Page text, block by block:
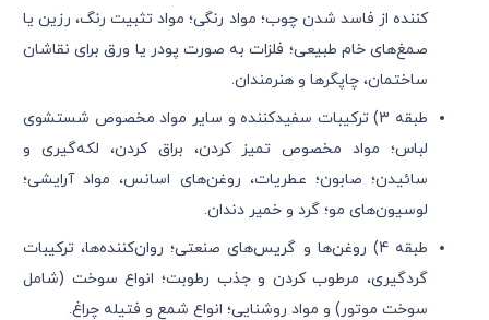
کننده از فاسد شدن چوب؛ مواد رنگی؛ مواد تثبیت رنگ، رزین یا
صمغ‌های خام طبیعی؛ فلزات به صورت پودر یا ورق برای نقاشان
ساختمان، چاپگرها و هنرمندان.
طبقه 3) ترکیبات سفیدکننده و سایر مواد مخصوص شستشوی
لباس؛ مواد مخصوص تمیز کردن، براق کردن، لکه‌گیری و
سائیدن؛ صابون؛ عطریات، روغن‌های اسانس، مواد آرایشی؛
لوسیون‌های مو؛ گرد و خمیر دندان.
طبقه 4) روغن‌ها و گریس‌های صنعتی؛ روان‌کننده‌ها، ترکیبات
گردگیری، مرطوب کردن و جذب رطوبت؛ انواع سوخت (شامل
سوخت موتور) و مواد روشنایی؛ انواع شمع و فتیله چراغ.